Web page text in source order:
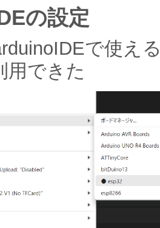
の設定
で使え
用できた